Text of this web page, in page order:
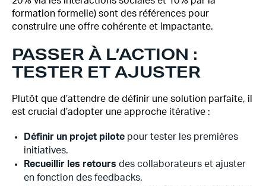
formation formelle) sont des références pour
construire une offre cohérente et impactante.
PASSER À L’ACTION :
TESTER ET AJUSTER
Plutôt que d’attendre de définir une solution parfaite, il
est crucial d’adopter une approche itérative :
Définir un projet pilote pour tester les premières
initiatives.
Recueillir les retours des collaborateurs et ajuster
en fonction des feedbacks.